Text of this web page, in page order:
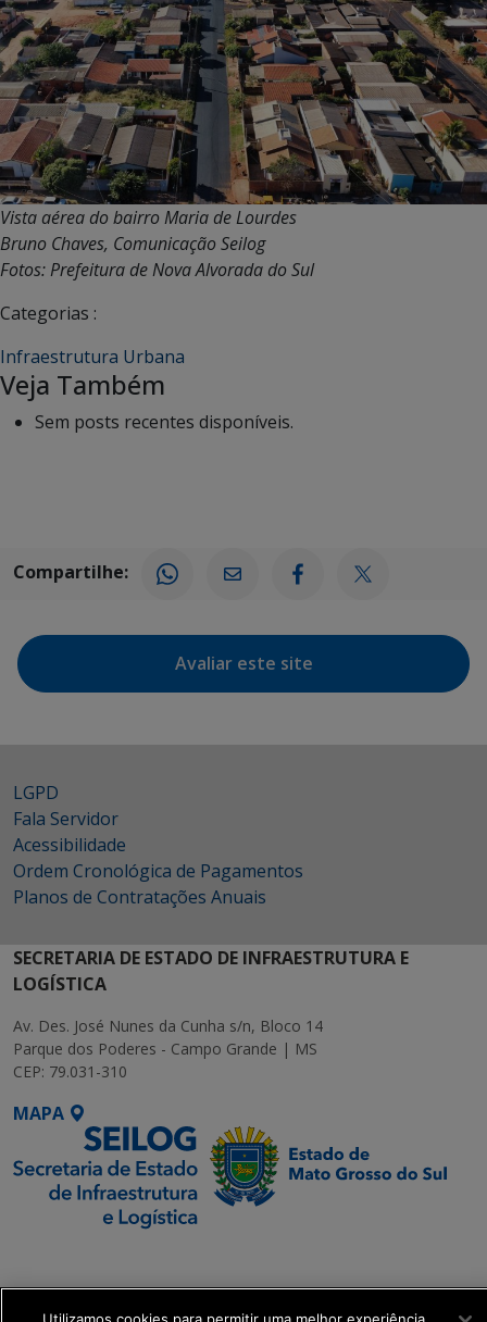
Vista aérea do bairro Maria de Lourdes
Bruno Chaves, Comunicação Seilog
Fotos:Prefeitura de Nova Alvorada do Sul
Categorias :
Infraestrutura Urbana
Veja Também
Sem posts recentes disponíveis.
Compartilhe:
Avaliar este site
LGPD
Fala Servidor
Acessibilidade
Ordem Cronológica de Pagamentos
Planos de Contratações Anuais
SECRETARIA DE ESTADO DE INFRAESTRUTURA E
LOGÍSTICA
Av. Des. José Nunes da Cunha s/n, Bloco 14
Parque dos Poderes - Campo Grande | MS
CEP: 79.031-310
MAPA
Executiva de
Transformação Digital